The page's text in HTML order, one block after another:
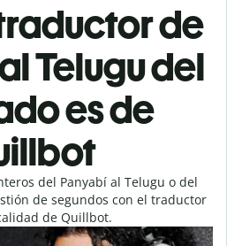
de
Telugu del
es de
del Panyabí al Telugu o del
de segundos con el traductor
de Quillbot.